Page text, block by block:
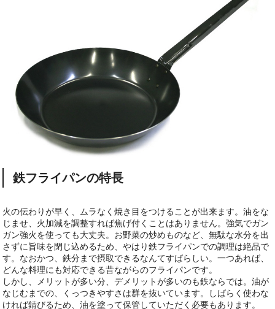
鉄フライパンの特長
火の伝わりが早く、ムラなく焼き目をつけることが出来ます。油をな
じませ、火加減を調整すれば焦げ付くことはありません。強気でガン
ガン強火を使っても大丈夫。お野菜の炒めものなど、無駄な水分を出
さずに旨味を閉じ込めるため、やはり鉄フライパンでの調理は絶品で
す。なおかつ、鉄分まで摂取できるなんてすばらしい。一つあれば、
どんな料理にも対応できる昔ながらのフライパンです。
しかし、メリットが多い分、デメリットが多いのも鉄ならでは。油が
なじむまでの、くっつきやすさは群を抜いています。しばらく使わな
ければ錆びるため、油を塗って保管していただく必要もあります。